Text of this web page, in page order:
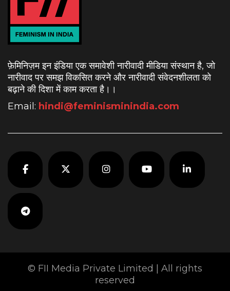
फ़ेमिनिज़म इन इंडिया एक समावेशी नारीवादी मीडिया संस्थान है, जो
नारीवाद पर समझ विकसित करने और नारीवादी संवेदनशीलता को
बढ़ाने की दिशा में काम करता है। ।
Email: hindi@feminisminindia.com
© FII Media Private Limited | All rights
reserved